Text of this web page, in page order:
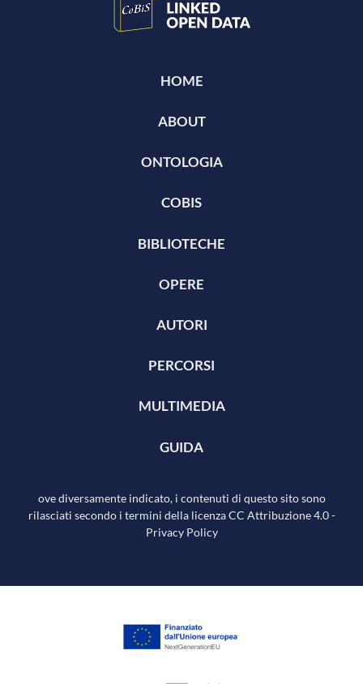
HOME
ABOUT
ONTOLOGIA
COBIS
BIBLIOTECHE
OPERE
AUTORI
PERCORSI
MULTIMEDIA
GUIDA
ove diversamente indicato, i contenuti di questo sito sono
rilasciati secondo i termini della licenza CC Attribuzione 4.0-
Privacy Policy